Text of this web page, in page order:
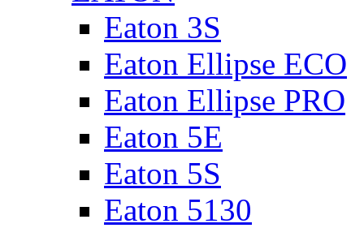
Eaton 3S
Eaton Ellipse ECO
Eaton Ellipse PRO
Eaton 5E
Eaton 5S
Eaton 5130